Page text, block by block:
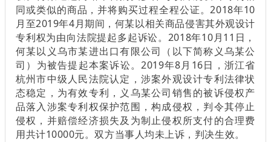
同或类似的商品，并将购买过程全程公证。2018年10
月至2019年4月期间，何某以相关商品侵害其外观设计
专利权为由向法院提起多起诉讼。2018年10月11日，
何某以义乌市某进出口有限公司（以下简称义乌某公
司）为被告提起本案诉讼。2019年8月16日，浙江省
杭州市中级人民法院认定，涉案外观设计专利法律状
态稳定，为有效专利，义乌某公司销售的被诉侵权产
品落入涉案专利权保护范围，构成侵权，判令其停止
侵权，并赔偿经济损失及为制止侵权所支付的合理费
用共计10000元。双方当事人均未上诉，判决生效。